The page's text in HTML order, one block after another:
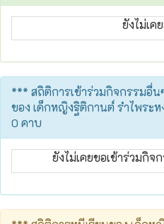
ยังไม่เค
*** สถิติการเข้าร่วมกิจกรรมอื่
ของ เด็กหญิงฐิติกานต์ รำไพระ
0 คาบ
ยังไม่เคยขอเข้าร่วมกิจ